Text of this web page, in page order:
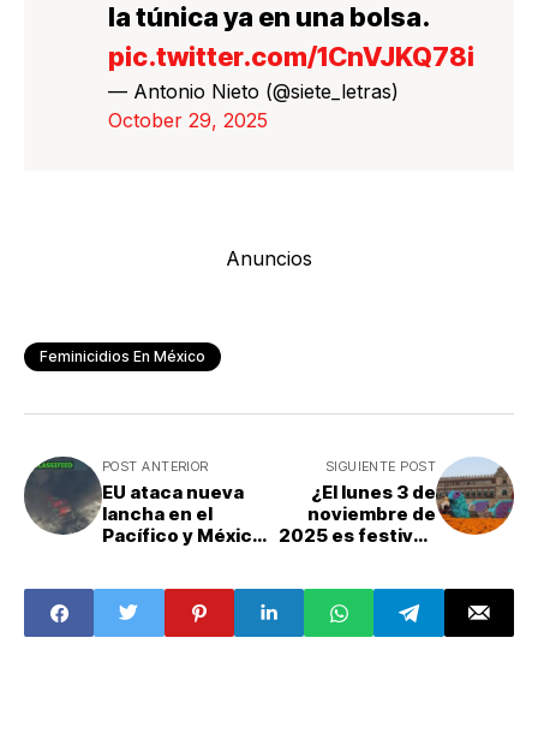
la túnica ya en una bolsa.
pic.twitter.com/1CnVJKQ78i
— Antonio Nieto (@siete_letras)
October 29, 2025
Anuncios
Feminicidios En México
POST ANTERIOR
EU ataca nueva
lancha en el
Pacífico y México
SIGUIENTE POST
¿El lunes 3 de
noviembre de
2025 es festivo?
la LFT y la SEP